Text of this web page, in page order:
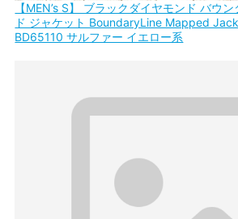
【MEN’s S】 ブラックダイヤモンド バウ
ド ジャケット BoundaryLine Mapped
BD65110 サルファー イエロー系